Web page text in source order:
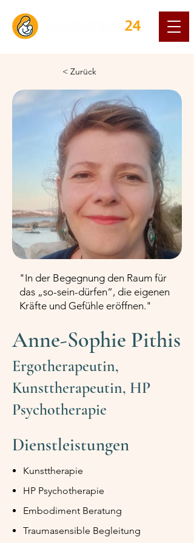
< Zurück
"In der Begegnung den Raum für
das „so-sein-dürfen“, die eigenen
Kräfte und Gefühle eröffnen."
Anne-Sophie Pithis
Ergotherapeutin,
Kunsttherapeutin, HP
Psychotherapie
Dienstleistungen
Kunsttherapie
HP Psychotherapie
Embodiment Beratung
Traumasensible Begleitung